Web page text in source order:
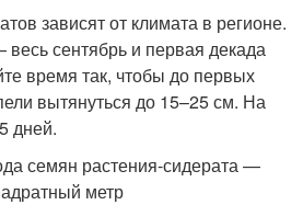
зависят от климата в регионе.
сентябрь и первая декада
время так, чтобы до первых
вытянуться до 15–25 см. На
дней.
семян растения-сидерата —
метр